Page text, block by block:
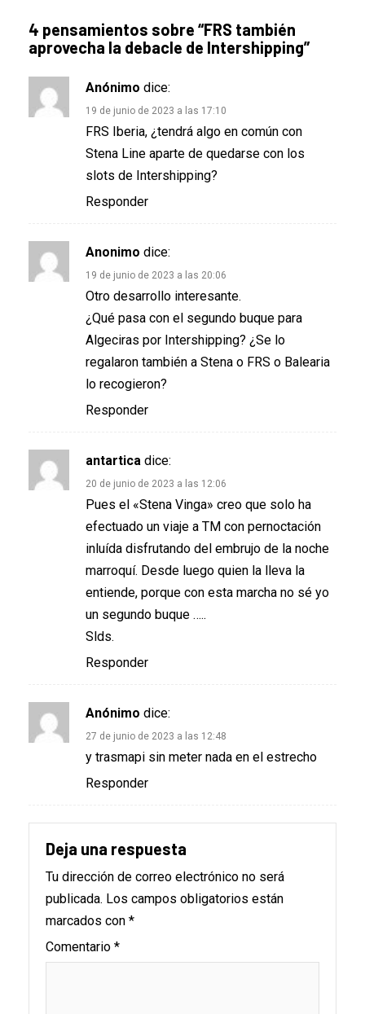
4 pensamientos sobre “FRS también
aprovecha la debacle de Intershipping”
Anónimo dice:
19 de junio de 2023 a las 17:10
FRS Iberia, ¿tendrá algo en común con
Stena Line aparte de quedarse con los
slots de Intershipping?
Responder
Anonimo dice:
19 de junio de 2023 a las 20:06
Otro desarrollo interesante.
¿Qué pasa con el segundo buque para
Algeciras por Intershipping? ¿Se lo
regalaron también a Stena o FRS o Balearia
lo recogieron?
Responder
antartica dice:
20 de junio de 2023 a las 12:06
Pues el «Stena Vinga» creo que solo ha
efectuado un viaje a TM con pernoctación
inluída disfrutando del embrujo de la noche
marroquí. Desde luego quien la lleva la
entiende, porque con esta marcha no sé yo
un segundo buque …..
Slds.
Responder
Anónimo dice:
27 de junio de 2023 a las 12:48
y trasmapi sin meter nada en el estrecho
Responder
Deja una respuesta
Tu dirección de correo electrónico no será
publicada. Los campos obligatorios están
marcados con *
Comentario *